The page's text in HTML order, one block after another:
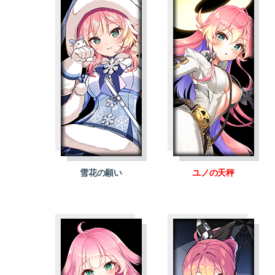
雪花の願い ユノの天秤